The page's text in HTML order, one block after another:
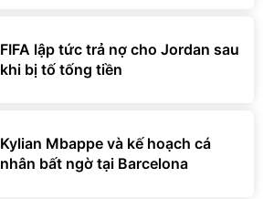
FIFA lập tức trả nợ cho Jordan sau
khi bị tố tống tiền
Kylian Mbappe và kế hoạch cá
nhân bất ngờ tại Barcelona